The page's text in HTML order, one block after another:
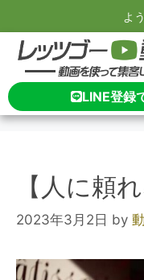
よ
LINE登録
【人に頼
2023年3月2日 by